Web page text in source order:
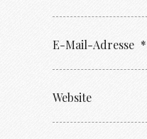
E-Mail-Adresse *
Website